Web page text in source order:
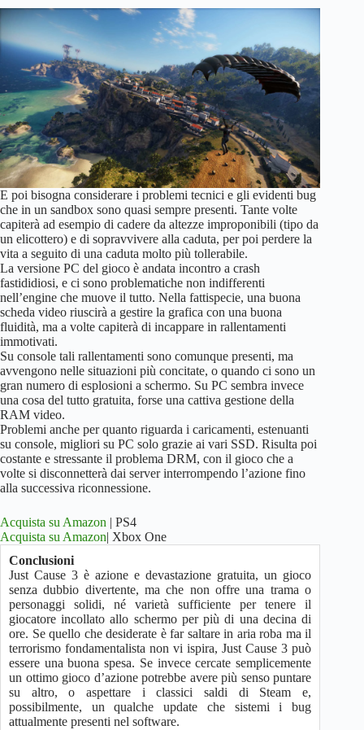
E poi bisogna considerare i problemi tecnici e gli evidenti bug
che in un sandbox sono quasi sempre presenti. Tante volte
capiterà ad esempio di cadere da altezze improponibili (tipo da
un elicottero) e di sopravvivere alla caduta, per poi perdere la
vita a seguito di una caduta molto più tollerabile.
La versione PC del gioco è andata incontro a crash
fastididiosi, e ci sono problematiche non indifferenti
nell’engine che muove il tutto. Nella fattispecie, una buona
scheda video riuscirà a gestire la grafica con una buona
fluidità, ma a volte capiterà di incappare in rallentamenti
immotivati.
Su console tali rallentamenti sono comunque presenti, ma
avvengono nelle situazioni più concitate, o quando ci sono un
gran numero di esplosioni a schermo. Su PC sembra invece
una cosa del tutto gratuita, forse una cattiva gestione della
RAM video.
Problemi anche per quanto riguarda i caricamenti, estenuanti
su console, migliori su PC solo grazie ai vari SSD. Risulta poi
costante e stressante il problema DRM, con il gioco che a
volte si disconnetterà dai server interrompendo l’azione fino
alla successiva riconnessione.
Acquista su Amazon | PS4
Acquista su Amazon| Xbox One
Conclusioni
Just Cause 3 è azione e devastazione gratuita, un gioco
senza dubbio divertente, ma che non offre una trama o
personaggi solidi, né varietà sufficiente per tenere il
giocatore incollato allo schermo per più di una decina di
ore. Se quello che desiderate è far saltare in aria roba ma il
terrorismo fondamentalista non vi ispira, Just Cause 3 può
essere una buona spesa. Se invece cercate semplicemente
un ottimo gioco d’azione potrebbe avere più senso puntare
su altro, o aspettare i classici saldi di Steam e,
possibilmente, un qualche update che sistemi i bug
attualmente presenti nel software.